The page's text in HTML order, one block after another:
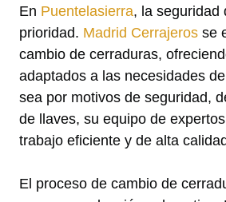
En Puentelasierra, la seguridad
prioridad. Madrid Cerrajeros se
cambio de cerraduras,
adaptados a las necesidades
sea por motivos de seguridad,
de llaves, su equipo de
trabajo eficiente y de alta
El proceso de cambio de